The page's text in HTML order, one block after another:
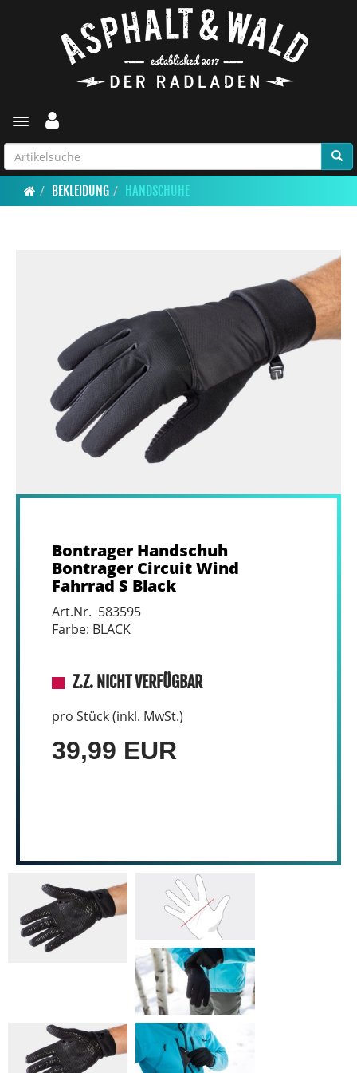
Toggle navigation
BEKLEIDUNG HANDSCHUHE
Bontrager Handschuh
Bontrager Circuit Wind
Fahrrad S Black
Art.Nr. 583595
Farbe: BLACK
Z.Z. NICHT VERFÜGBAR
pro Stück (inkl. MwSt.)
39,99 EUR